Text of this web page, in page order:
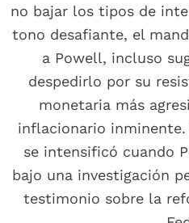
no bajar los tipos de
tono desafiante, el
a Powell, incluso
despedirlo por su
monetaria más
inflacionario
se intensificó cuando
bajo una investigación
testimonio sobre la